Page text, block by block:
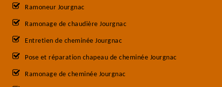
Ramoneur Jourgnac
Ramonage de chaudière Jourgnac
Entretien de cheminée Jourgnac
Pose et réparation chapeau de cheminée Jourgnac
Ramonage de cheminée Jourgnac